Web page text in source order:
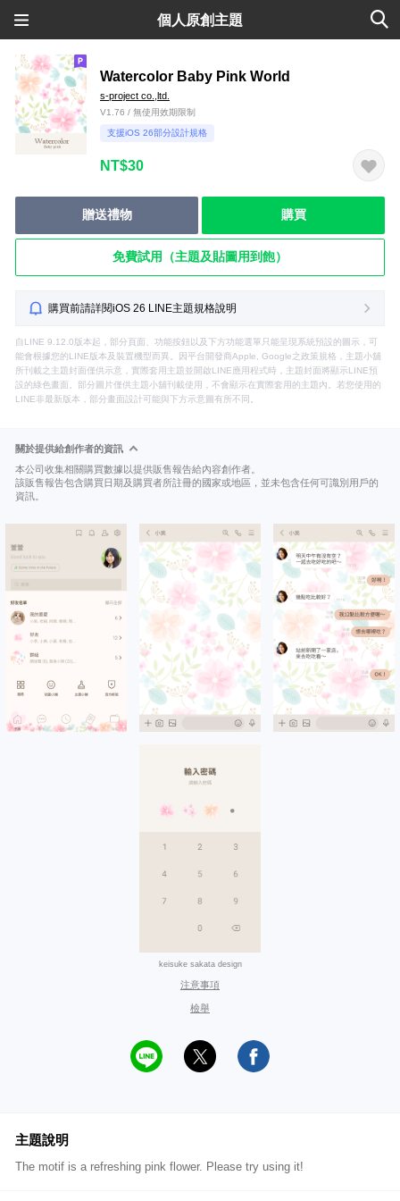
個人原創主題
Watercolor Baby Pink World
s-project co.,ltd.
V1.76 / 無使用效期限制
支援iOS 26部分設計規格
NT$30
贈送禮物 購買
免費試用（主題及貼圖用到飽）
購買前請詳閱iOS 26 LINE主題規格說明
自LINE 9.12.0版本起，部分頁面、功能按鈕以及下方功能選單只能呈現系統預設的圖示，可
能會根據您的LINE版本及裝置機型而異。因平台開發商Apple, Google之政策規格，主題小舖
所刊載之主題封面僅供示意，實際套用主題並開啟LINE應用程式時，主題封面將顯示LINE預
設的綠色畫面。部分圖片僅供主題小舖刊載使用，不會顯示在實際套用的主題內。若您使用的
LINE非最新版本，部分畫面設計可能與下方示意圖有所不同。
關於提供給創作者的資訊
本公司收集相關購買數據以提供販售報告給內容創作者。
該販售報告包含購買日期及購買者所註冊的國家或地區，並未包含任何可識別用戶的
資訊。
keisuke sakata design
注意事項
檢舉
主題說明
The motif is a refreshing pink flower. Please try using it!